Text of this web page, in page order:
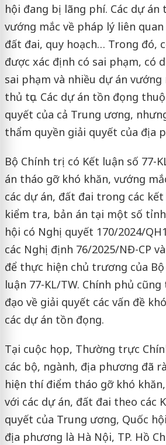
hội đang bị lãng phí. Các dự án
vướng mắc về pháp lý liên quan
đất đai, quy hoạch… Trong đó,
được xác định có sai phạm, có
sai phạm và nhiều dự án
thủ tục. Các dự án tồn đọng
quyết của cả Trung ương,
thẩm quyền giải quyết của địa
Bộ Chính trị có Kết luận số 77-
án tháo gỡ khó khăn, vướng
các dự án, đất đai trong các
kiểm tra, bản án tại một số
hội có Nghị quyết 170/2024/
các Nghị định 76/2025/NĐ-CP
để thực hiện chủ trương của
luận 77-KL/TW. Chính phủ
đạo về giải quyết các vấn đề
các dự án tồn đọng.
Tại cuộc họp, Thường trực
các bộ, ngành, địa phương đã
hiện thí điểm tháo gỡ khó
với các dự án, đất đai theo các
quyết của Trung ương, Quốc
địa phương là Hà Nội, TP. Hồ